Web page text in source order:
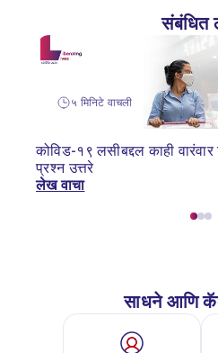
संबंधित
५ मिनिटे वाचली
कोविड-१९ लसीबद्दल काही वारंवार
प्रश्न उत्तरे
लेख वाचा
साधने आणि